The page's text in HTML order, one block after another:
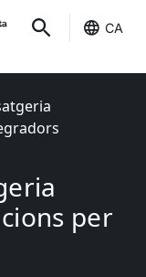
CA
per